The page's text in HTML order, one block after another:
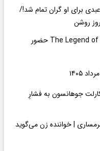
برای او گران تمام شد!/
روشن
سم نیل در فیلم لایو اکشن The Legend of Zelda حضور
جوهانسون به فشارِ
| خواننده زن می‌گوید